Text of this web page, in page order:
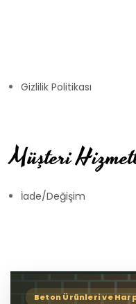
Gizlilik Politikası
Müşteri
İade/Değişim